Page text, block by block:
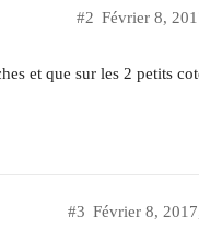
Février 8,
#2
et que sur les 2 petits
Février 8,
#3